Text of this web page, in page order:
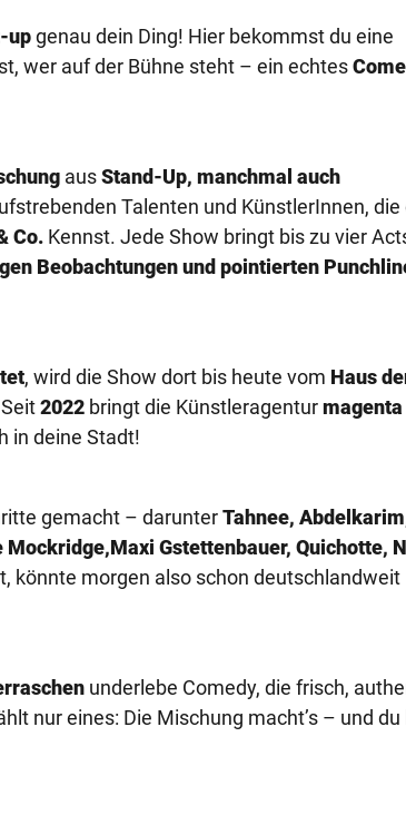
upgenau dein Ding! Hier bekommst du eine
wer auf der Bühne steht – ein echtes
ausStand-Up, manchmal auch
Talenten und KünstlerInnen, die
Co. Kennst. Jede Show bringt bis zu vier
Beobachtungen und pointierten
, wird die Show dort bis heute vom Haus
2022 bringt die Künstleragenturmagenta
in deine Stadt!
gemacht – darunterTahnee,
Mockridge,Maxi Gstettenbauer, Quichotte,
könnte morgen also schon deutschlandweit
underlebe Comedy, die frisch,
nur eines: Die Mischung macht’s – und